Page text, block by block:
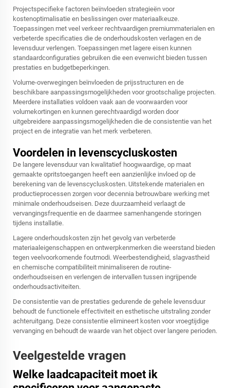
Projectspecifieke factoren beïnvloeden strategieën voor
kostenoptimalisatie en beslissingen over materiaalkeuze.
Toepassingen met veel verkeer rechtvaardigen premiummaterialen en
verbeterde specificaties die de onderhoudskosten verlagen en de
levensduur verlengen. Toepassingen met lagere eisen kunnen
standaardconfiguraties gebruiken die een evenwicht bieden tussen
prestaties en budgetbeperkingen.
Volume-overwegingen beïnvloeden de prijsstructuren en de
beschikbare aanpassingsmogelijkheden voor grootschalige projecten.
Meerdere installaties voldoen vaak aan de voorwaarden voor
volumekortingen en kunnen gerechtvaardigd worden door
uitgebreidere aanpassingsmogelijkheden die de consistentie van het
project en de integratie van het merk verbeteren.
Voordelen in levenscycluskosten
De langere levensduur van kwalitatief hoogwaardige, op maat
gemaakte opritstoegangen heeft een aanzienlijke invloed op de
berekening van de levenscycluskosten. Uitstekende materialen en
productieprocessen zorgen voor decennia betrouwbare werking met
minimale onderhoudseisen. Deze duurzaamheid verlaagt de
vervangingsfrequentie en de daarmee samenhangende storingen
tijdens installatie.
Lagere onderhoudskosten zijn het gevolg van verbeterde
materiaaleigenschappen en ontwerpkenmerken die weerstand bieden
tegen veelvoorkomende foutmodi. Weerbestendigheid, slagvastheid
en chemische compatibiliteit minimaliseren de routine-
onderhoudseisen en verlengen de intervallen tussen ingrijpende
onderhoudsactiviteiten.
De consistentie van de prestaties gedurende de gehele levensduur
behoudt de functionele effectiviteit en esthetische uitstraling zonder
achteruitgang. Deze consistentie elimineert kosten voor vroegtijdige
vervanging en behoudt de waarde van het object over langere perioden.
Veelgestelde vragen
Welke laadcapaciteit moet ik